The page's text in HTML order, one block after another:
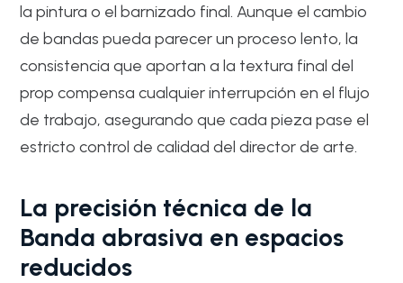
la pintura o el barnizado final. Aunque el cambio
de bandas pueda parecer un proceso lento, la
consistencia que aportan a la textura final del
prop compensa cualquier interrupción en el flujo
de trabajo, asegurando que cada pieza pase el
estricto control de calidad del director de arte.
La precisión técnica de la
Banda abrasiva en espacios
reducidos